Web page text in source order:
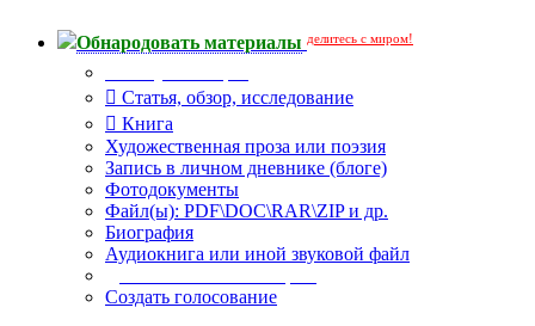
Обнародовать материалы делитесь с миром!
Статья, обзор, исследование
Книга
Художественная проза или поэзия
Запись в личном дневнике (блоге)
Фотодокументы
Файл(ы): PDF\DOC\RAR\ZIP и др.
Биография
Аудиокнига или иной звуковой файл
Создать голосование